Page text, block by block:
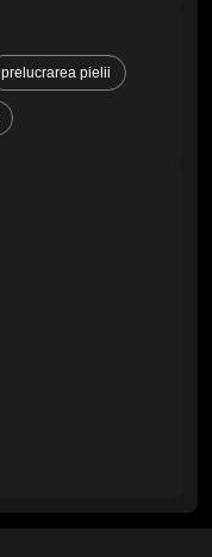
prelucrarea pielii